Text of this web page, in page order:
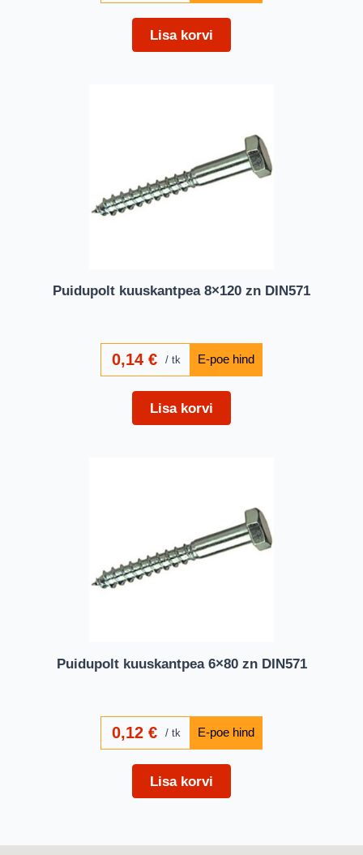
Lisa korvi
Puidupolt kuuskantpea 8×120 zn DIN571
0,14€ tk
Lisa korvi
Puidupolt kuuskantpea 6×80 zn DIN571
0,12€ tk
Lisa korvi